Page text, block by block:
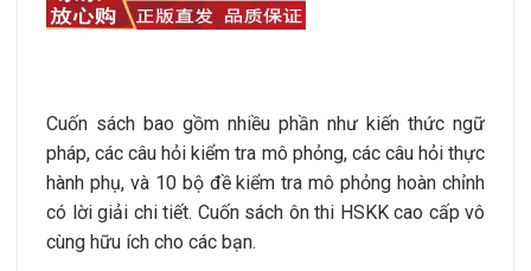
Cuốn sách bao gồm nhiều phần như kiến ​​thức ngữ
pháp, các câu hỏi kiểm tra mô phỏng, các câu hỏi thực
hành phụ, và 10 bộ đề kiểm tra mô phỏng hoàn chỉnh
có lời giải chi tiết. Cuốn sách ôn thi HSKK cao cấp vô
cùng hữu ích cho các bạn.